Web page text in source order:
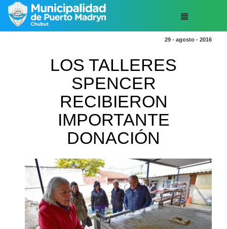
29 - agosto - 2016
LOS TALLERES
SPENCER
RECIBIERON
IMPORTANTE
DONACIÓN